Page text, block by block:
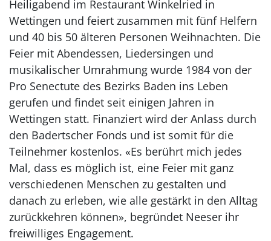
Heiligabend im Restaurant Winkelried in
Wettingen und feiert zusammen mit fünf Helfern
und 40 bis 50 älteren Personen Weihnachten. Die
Feier mit Abendessen, Liedersingen und
musikalischer Umrahmung wurde 1984 von der
Pro Senectute des Bezirks Baden ins Leben
gerufen und findet seit einigen Jahren in
Wettingen statt. Finanziert wird der Anlass durch
den Badertscher Fonds und ist somit für die
Teilnehmer kostenlos. «Es berührt mich jedes
Mal, dass es möglich ist, eine Feier mit ganz
verschiedenen Menschen zu gestalten und
danach zu erleben, wie alle gestärkt in den Alltag
zurückkehren können», begründet Neeser ihr
freiwilliges Engagement.